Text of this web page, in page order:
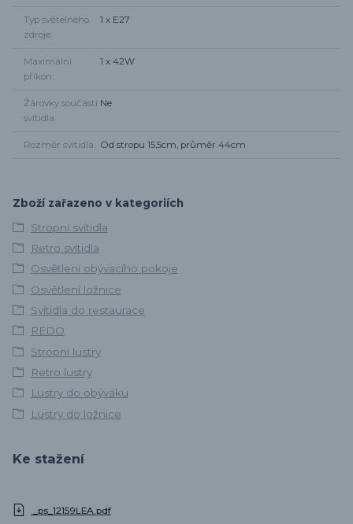
Typ světelného
zdroje
1 x E27
Maximální
příkon
1 x 42W
Žárovky součástí
svítidla
Ne
Rozměr svítidla Od stropu 15,5cm, průměr 44cm
Zboží zařazeno v kategoriích
Stropní svítidla
Retro svítidla
Osvětlení obývacího pokoje
Osvětlení ložnice
Svítidla do restaurace
REDO
Stropní lustry
Retro lustry
Lustry do obýváku
Lustry do ložnice
Ke stažení
_ps_12159LEA.pdf